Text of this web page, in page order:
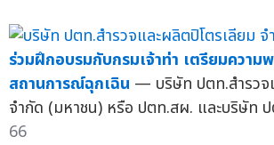
ร่วมฝึกอบรมกับกรมเจ้าท่า เตรียมความ
สถานการณ์ฉุกเฉิน — บริษัท ปตท.สำรวจ
จำกัด (มหาชน) หรือ ปตท.สผ. และบริษัท ป
66